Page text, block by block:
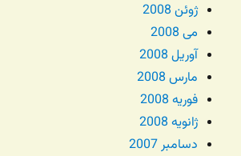
ژوئن 2008
می 2008
آوریل 2008
مارس 2008
فوریه 2008
ژانویه 2008
دسامبر 2007